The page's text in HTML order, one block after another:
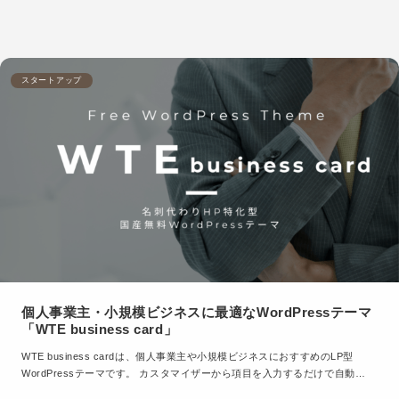
スタートアップ
個人事業主・小規模ビジネスに最適なWordPressテーマ
「WTE business card」
WTE business cardは、個人事業主や小規模ビジネスにおすすめのLP型
WordPressテーマです。 カスタマイザーから項目を入力するだけで自動…